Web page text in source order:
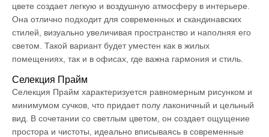
цвете создает легкую и воздушную атмосферу в интерьере.
Она отлично подходит для современных и скандинавских
стилей, визуально увеличивая пространство и наполняя его
светом. Такой вариант будет уместен как в жилых
помещениях, так и в офисах, где важна гармония и стиль.
Селекция Прайм
Селекция Прайм характеризуется равномерным рисунком и
минимумом сучков, что придает полу лаконичный и цельный
вид. В сочетании со светлым цветом, он создает ощущение
простора и чистоты, идеально вписываясь в современные